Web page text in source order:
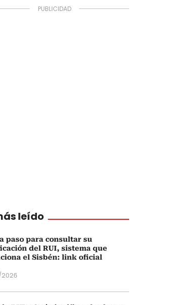
leído
paso para consultar su
del RUI, sistema que
el Sisbén: link oficial